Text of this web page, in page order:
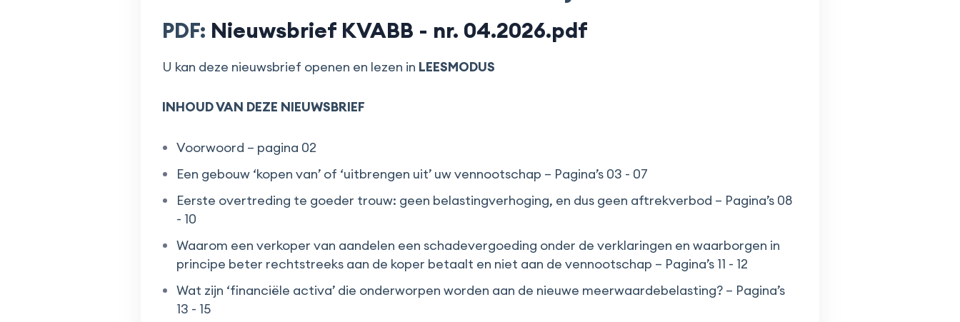
PDF: Nieuwsbrief KVABB - nr. 04.2026.pdf
U kan deze nieuwsbrief openen en lezen in LEESMODUS
INHOUD VAN DEZE NIEUWSBRIEF
Voorwoord – pagina 02
Een gebouw ‘kopen van’ of ‘uitbrengen uit’ uw vennootschap – Pagina’s 03 - 07
Eerste overtreding te goeder trouw: geen belastingverhoging, en dus geen aftrekverbod – Pagina’s 08
- 10
Waarom een verkoper van aandelen een schadevergoeding onder de verklaringen en waarborgen in
principe beter rechtstreeks aan de koper betaalt en niet aan de vennootschap – Pagina’s 11 - 12
Wat zijn ‘financiële activa’ die onderworpen worden aan de nieuwe meerwaardebelasting? – Pagina’s
13 - 15